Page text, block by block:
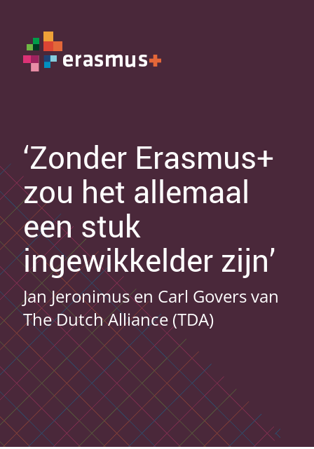
‘Zonder Erasmus+
zou het allemaal
een stuk
ingewikkelder zijn’
Jan Jeronimus en Carl Govers van
The Dutch Alliance (TDA)